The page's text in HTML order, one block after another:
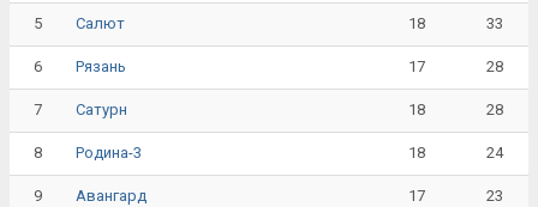
5 Салют 18 33
6 Рязань 17 28
7 Сатурн 18 28
8 Родина-3 18 24
9 Авангард 17 23